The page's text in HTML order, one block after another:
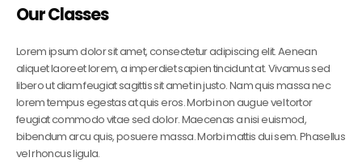
Our Classes
Lorem ipsum dolor sit amet, consectetur adipiscing elit. Aenean
aliquet laoreet lorem, a imperdiet sapien tincidunt at. Vivamus sed
libero ut diam feugiat sagittis sit amet in justo. Nam quis massa nec
lorem tempus egestas at quis eros. Morbi non augue vel tortor
feugiat commodo vitae sed dolor. Maecenas a nisi euismod,
bibendum arcu quis, posuere massa. Morbi mattis dui sem. Phasellus
vel rhoncus ligula.